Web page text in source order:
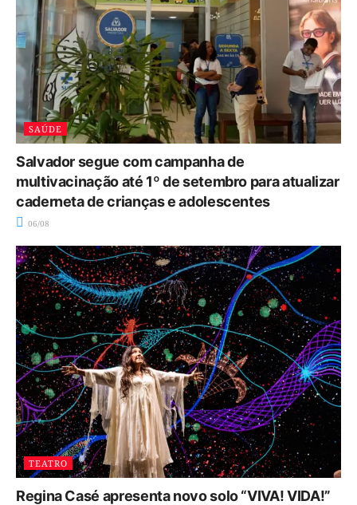
SAÚDE
Salvador segue com campanha de
multivacinação até 1º de setembro para atualizar
caderneta de crianças e adolescentes
06/08
TEATRO
Regina Casé apresenta novo solo “VIVA! VIDA!”